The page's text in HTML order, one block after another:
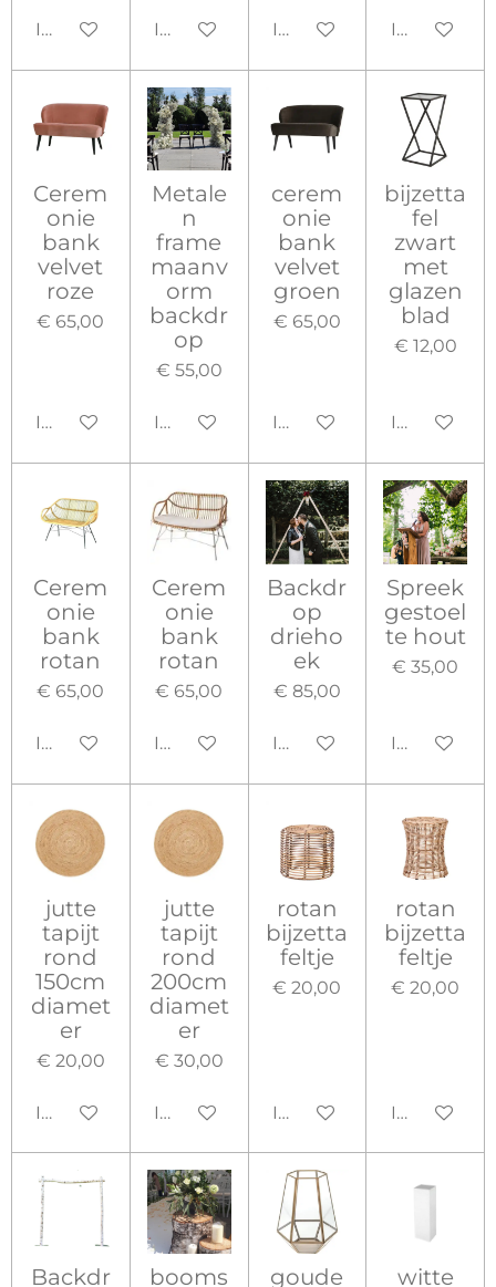
In winkelwagenIn winkelwagenIn winkelwagen
In
Cerem
onie
bank
velvet
roze
€ 65,00
In winkelwagen
Metale
n
frame
maanv
orm
backdr
op
€ 55,00
In winkelwagen
cerem
onie
bank
velvet
groen
€ 65,00
In winkelwagen
bijzetta
fel
zwart
met
glazen
blad
€ 12,00
In
Cerem
onie
bank
rotan
€ 65,00
In winkelwagen
Cerem
onie
bank
rotan
€ 65,00
In winkelwagen
Backdr
op
drieho
ek
€ 85,00
In winkelwagen
Spreek
gestoel
te hout
€ 35,00
In
jutte
tapijt
rond
150cm
diamet
er
€ 20,00
In winkelwagen
jutte
tapijt
rond
200cm
diamet
er
€ 30,00
In winkelwagen
rotan
bijzetta
feltje
€ 20,00
In winkelwagen
rotan
bijzetta
feltje
€ 20,00
In
Backdr booms goude witte